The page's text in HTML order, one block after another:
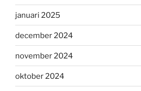
januari 2025
december 2024
november 2024
oktober 2024